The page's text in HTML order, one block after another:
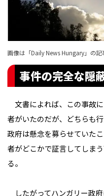
画像は「Daily News Hungary」の記
事件の完全な隠
文書によれば、この事故
者がいたのだが、どちらも
政府は懸念を募らせていた
者がどこかで証言してしま
る。
したがってハンガリー政